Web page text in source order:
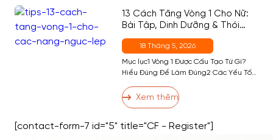
Theo Khẩu Phần5 5. Ăn Bánh Bò […]
13 Cách Tăng Vòng 1 Cho Nữ:
Bài Tập, Dinh Dưỡng & Thói
Quen Hiệu Quả Nhất
18 Tháng 5, 2026
Mục lục1 Vòng 1 Được Cấu Tạo Từ Gì?
Hiểu Đúng Để Làm Đúng2 Các Yếu Tố
Cách Tăng Vòng 1 Hiệu Quả3.1 Nhóm 1:
Bài Tập Phát Triển Cơ Ngực3.2 Nhóm 2:
Nhóm 3: Thói Quen và Kỹ Thuật […]
Xem thêm
[contact-form-7 id="5" title="CF - Register"]